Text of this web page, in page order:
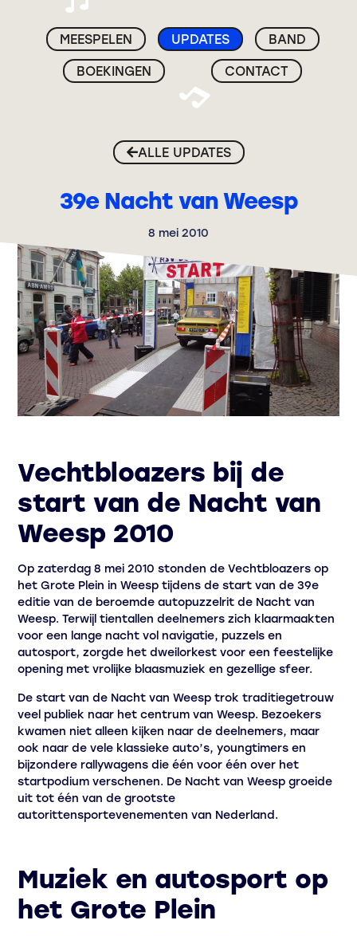
CONTACT
BOEKINGEN
UPDATES
MEESPELEN BAND
ALLE UPDATES
39e Nacht van Weesp
8 mei 2010
Vechtbloazers bij de
start van de Nacht van
Weesp 2010
Op zaterdag 8 mei 2010 stonden de Vechtbloazers op
het Grote Plein in Weesp tijdens de start van de 39e
editie van de beroemde autopuzzelrit de Nacht van
Weesp. Terwijl tientallen deelnemers zich klaarmaakten
voor een lange nacht vol navigatie, puzzels en
autosport, zorgde het dweilorkest voor een feestelijke
opening met vrolijke blaasmuziek en gezellige sfeer.
De start van de Nacht van Weesp trok traditiegetrouw
veel publiek naar het centrum van Weesp. Bezoekers
kwamen niet alleen kijken naar de deelnemers, maar
ook naar de vele klassieke auto’s, youngtimers en
bijzondere rallywagens die één voor één over het
startpodium verschenen. De Nacht van Weesp groeide
uit tot één van de grootste
autorittensportevenementen van Nederland.
Muziek en autosport op
het Grote Plein